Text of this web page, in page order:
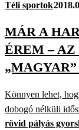
Téli sportok
MÁR A
ÉREM –
Könnyen lehet,
dobogó nélküli
rövid pályás